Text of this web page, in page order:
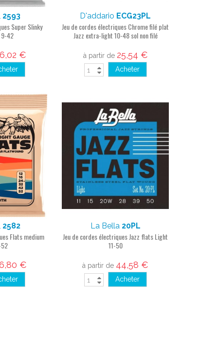
2593
Super Slinky
9-42
€
D'addario ECG23PL
Jeu de cordes électriques Chrome filé plat
Jazz extra-light 10-48 sol non filé
à partir de 25,54 €
Acheter
2582
Flats medium
€
La Bella 20PL
Jeu de cordes électriques Jazz flats Light
11-50
à partir de 44,58 €
Acheter